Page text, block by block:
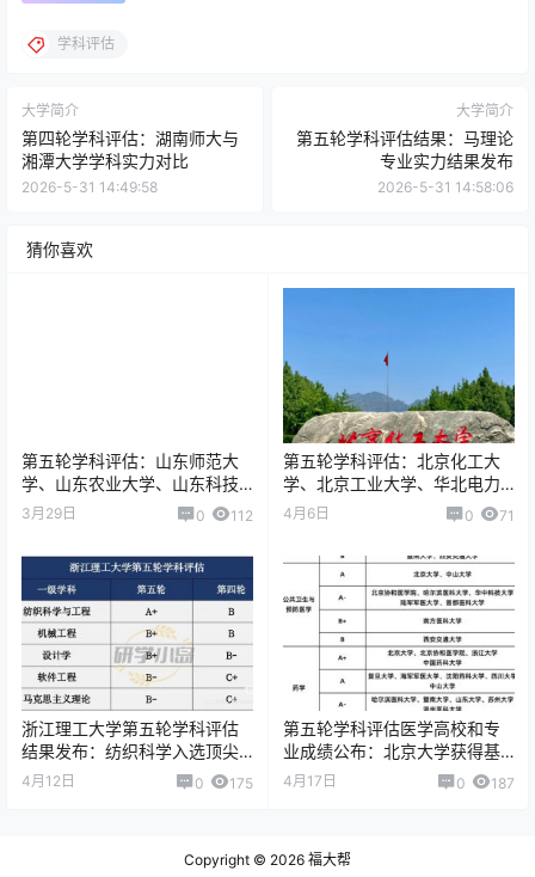
学科评估
大学简介
第四轮学科评估：湖南师大与
湘潭大学学科实力对比
2026-5-31 14:49:58
大学简介
第五轮学科评估结果：马理论
专业实力结果发布
2026-5-31 14:58:06
猜你喜欢
第五轮学科评估：山东师范大
学、山东农业大学、山东科技
大学，谁更胜一筹？
3月29日 0 112
第五轮学科评估：北京化工大
学、北京工业大学、华北电力
大学（北京）谁更胜一筹？一
4月6日 0 71
浙江理工大学第五轮学科评估
结果发布：纺织科学入选顶尖
A+，机械工程和设计学入选
4月12日 0 175
第五轮学科评估医学高校和专
业成绩公布：北京大学获得基
础医学、药学和护理学3个
4月17日 0 187
Copyright © 2026 福大帮